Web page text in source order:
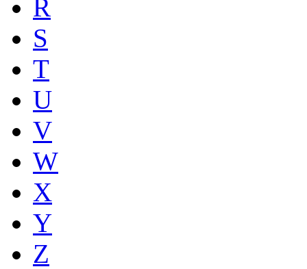
R
S
T
U
V
W
X
Y
Z